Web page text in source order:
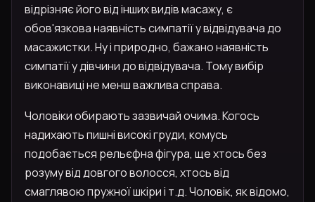
відрізняє його від інших видів масажу, є
обов'язкова наявність симпатії у відвідувача до
масажистки. Ну і природно, бажано наявність
симпатії у дівчини до відвідувача. Тому вибір
виконавиці не менш важлива справа.
Чоловіки обирають зазвичай очима. Когось
надихають пишні високі груди, комусь
подобається рельєфна фігура, ще хтось без
розуму від довгого волосся, хтось від
смаглявою пружної шкіри і т.д. Чоловік, як відомо,